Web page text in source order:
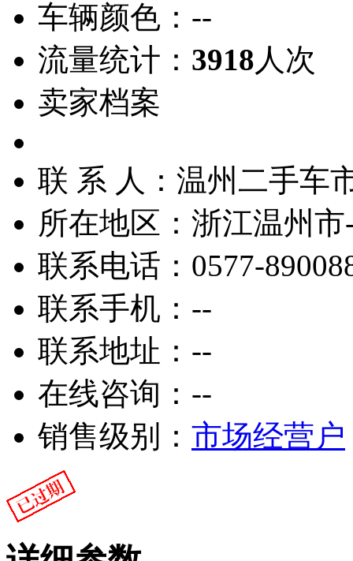
车辆颜色： --
流量统计： 3918人次
卖家档案
联 系 人： 温州二手车
所在地区： 浙江温州
联系电话： 0577-
联系手机： --
联系地址： --
在线咨询： --
销售级别： 市场经营户